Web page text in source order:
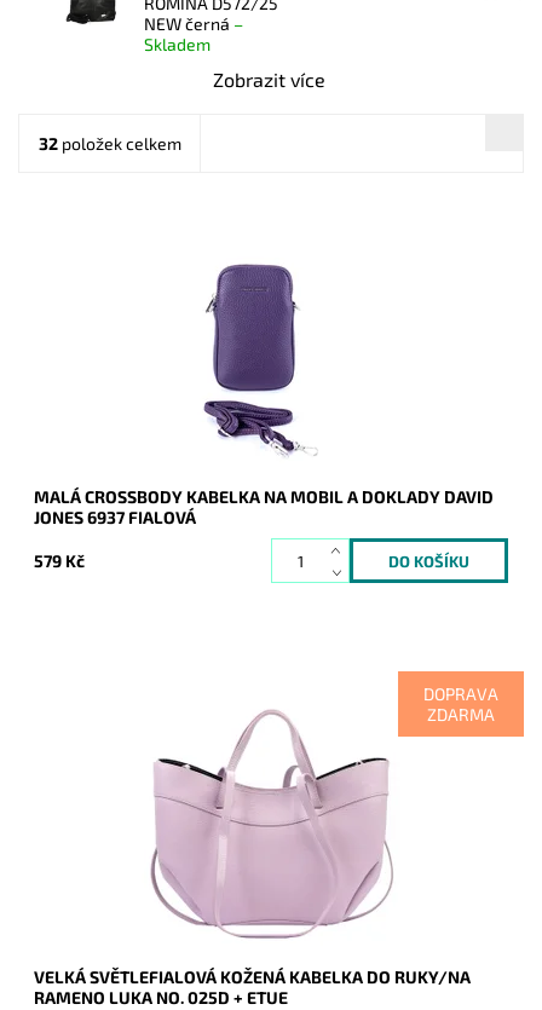
NEW černá –
Skladem
Zobrazit více
32 položek celkem
často využívaná na nošení mobilu a vybraných dokladů.
Skladem
David Jones Paris
MALÁ CROSSBODY KABELKA NA MOBIL A DOKLADY DAVID
JONES 6937 FIALOVÁ
579 Kč
DOPRAVA
ZDARMA
Moderní víceúčelová velká světlefialová kožená kabelka
italské značky Luka, kterou lze nosit v ruce a také na rameni.
21089
2 roky
VELKÁ SVĚTLEFIALOVÁ KOŽENÁ KABELKA DO RUKY/NA
RAMENO LUKA NO. 025D + ETUE